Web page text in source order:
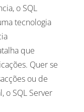
o SQL
tecnologia
que
Quer se
ou de
o SQL Server